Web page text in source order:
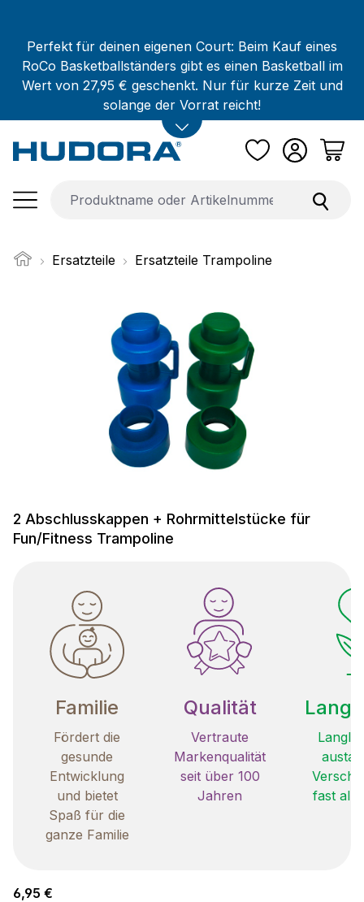
Perfekt für deinen eigenen Court: Beim Kauf eines
RoCo Basketballständers gibt es einen Basketball im
Wert von 27,95 € geschenkt. Nur für kurze Zeit und
solange der Vorrat reicht!
Ersatzteile Ersatzteile Trampoline
Bildergalerie überspringen
2 Abschlusskappen + Rohrmittelstücke für
Fun/Fitness Trampoline
Familie
Fördert die
gesunde
Entwicklung
und bietet
Spaß für die
ganze Familie
Qualität
Vertraute
Markenqualität
seit über 100
Jahren
fast
Regulärer Preis:
6,95 €